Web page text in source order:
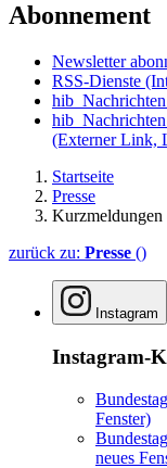
Abonnement
Newsletter
RSS-Dienste
(Externer Link,
Startseite
Presse
Kurzmeldungen
zurück zu: Presse ()
Instagram
Instagram-
Bundestag
Fenster)
neues